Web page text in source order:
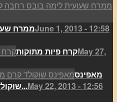
ממרחJune 1, 2013 - 12:58
קרח פיות מתוקותMay 27,
מאפינס
שוקולד טבעוני עם קרם קוקוס...May 22, 2013 - 12:56